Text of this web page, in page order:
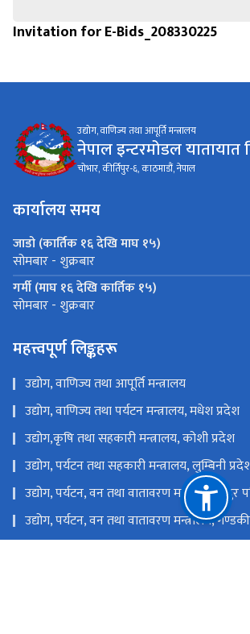
Invitation for E-Bids_208330225
उद्योग, वाणिज्य तथा आपूर्ति मन्त्रालय
नेपाल इन्टरमोडल
चोभार, कीर्तिपुर-६, काठमाडौं, नेपाल
कार्यालय समय
जाडो (कार्तिक १६ देखि माघ १५)
सोमबार - शुक्रबार
गर्मी (माघ १६ देखि कार्तिक १५)
सोमबार - शुक्रबार
महत्त्वपूर्ण लिङ्कहरू
उद्योग, वाणिज्य तथा आपूर्ति मन्त्रालय
उद्योग, वाणिज्य तथा पर्यटन मन्त्रालय, मधेश प्रदेश
उद्योग,कृषि तथा सहकारी मन्त्रालय, कोशी प्रदेश
उद्योग, पर्यटन तथा सहकारी मन्त्रालय, लुम्बिनी
उद्योग, पर्यटन, वन तथा वातावरण मन्त्रालय, सुदुर
उद्योग, पर्यटन, वन तथा वातावरण मन्त्रालय,